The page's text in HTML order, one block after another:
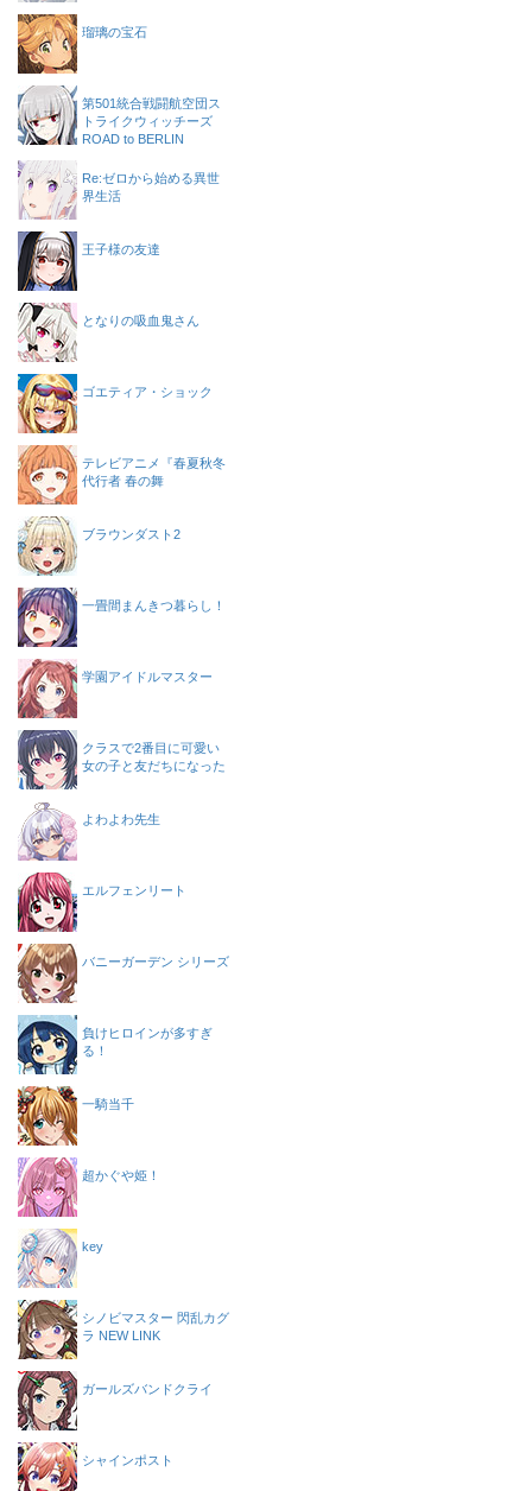
瑠璃の宝石
第501統合戦闘航空団ス
トライクウィッチーズ
ROAD to BERLIN
Re:ゼロから始める異世
界生活
王子様の友達
となりの吸血鬼さん
ゴエティア・ショック
テレビアニメ『春夏秋冬
代行者 春の舞
ブラウンダスト2
一畳間まんきつ暮らし！
学園アイドルマスター
クラスで2番目に可愛い
女の子と友だちになった
よわよわ先生
エルフェンリート
バニーガーデン シリーズ
負けヒロインが多すぎ
る！
一騎当千
超かぐや姫！
key
シノビマスター 閃乱カグ
ラ NEW LINK
ガールズバンドクライ
シャインポスト